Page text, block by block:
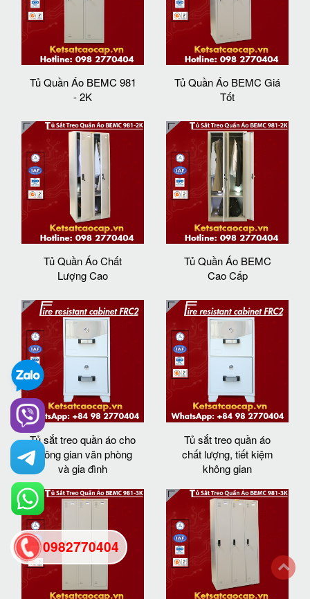
Tủ Quần Áo BEMC 981
- 2K
Tủ Quần Áo BEMC Giá
Tốt
Tủ Quần Áo Chất
Lượng Cao
Tủ Quần Áo BEMC
Cao Cấp
Tủ sắt treo quần áo cho
không gian văn phòng
và gia đình
Tủ sắt treo quần áo
chất lượng, tiết kiệm
không gian
0982770404